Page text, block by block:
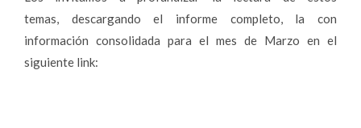
temas, descargando el informe completo, la con
información consolidada para el mes de Marzo en el
siguiente link: